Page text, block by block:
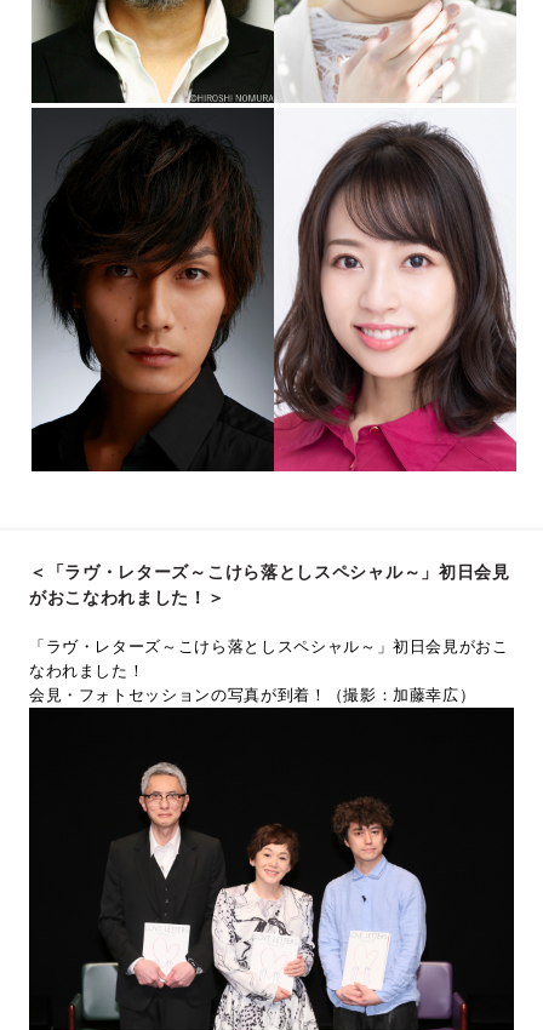
＜「ラヴ・レターズ～こけら落としスペシャル～」初日会見
がおこなわれました！＞
「ラヴ・レターズ～こけら落としスペシャル～」初日会見がおこ
なわれました！
会見・フォトセッションの写真が到着！（撮影：加藤幸広）